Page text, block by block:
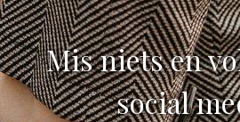
Mis niets en
social